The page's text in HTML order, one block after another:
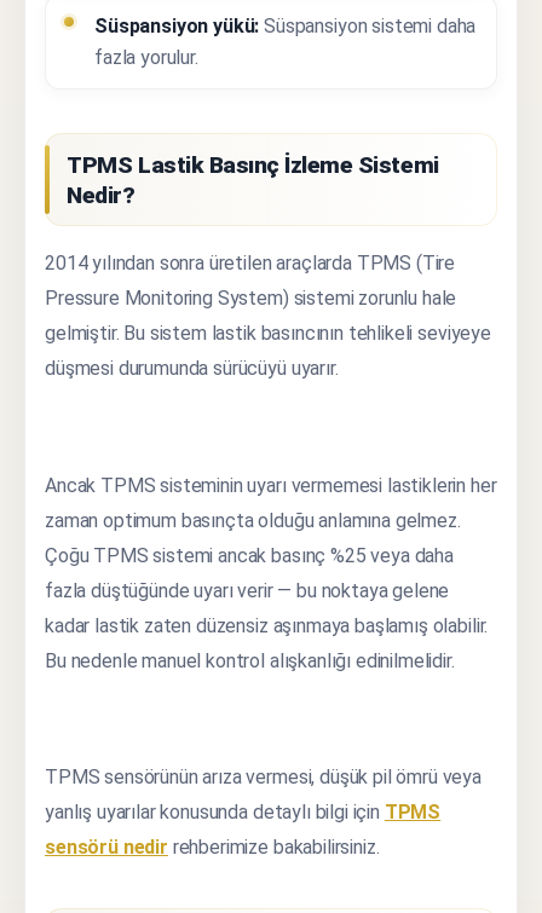
Süspansiyon yükü: Süspansiyon sistemi daha
fazla yorulur.
TPMS Lastik Basınç İzleme Sistemi
Nedir?
2014 yılından sonra üretilen araçlarda TPMS (Tire
Pressure Monitoring System) sistemi zorunlu hale
gelmiştir. Bu sistem lastik basıncının tehlikeli seviyeye
düşmesi durumunda sürücüyü uyarır.
Ancak TPMS sisteminin uyarı vermemesi lastiklerin her
zaman optimum basınçta olduğu anlamına gelmez.
Çoğu TPMS sistemi ancak basınç %25 veya daha
fazla düştüğünde uyarı verir — bu noktaya gelene
kadar lastik zaten düzensiz aşınmaya başlamış olabilir.
Bu nedenle manuel kontrol alışkanlığı edinilmelidir.
TPMS sensörünün arıza vermesi, düşük pil ömrü veya
yanlış uyarılar konusunda detaylı bilgi için TPMS
sensörü nedir rehberimize bakabilirsiniz.